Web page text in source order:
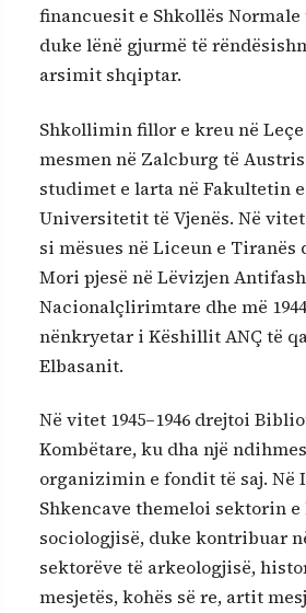
financuesit e Shkollës
duke lënë gjurmë të
arsimit shqiptar.
Shkollimin fillor e kreu në
mesmen në Zalcburg të
studimet e larta në Fakultetin
Universitetit të Vjenës. Në vitet
si mësues në Liceun e Tiranës
Mori pjesë në Lëvizjen
Nacionalçlirimtare dhe më
nënkryetar i Këshillit ANÇ të
Elbasanit.
Në vitet 1945–1946 drejtoi
Kombëtare, ku dha një
organizimin e fondit të saj. Në
Shkencave themeloi sektorin
sociologjisë, duke kontribuar
sektorëve të arkeologjisë,
mesjetës, kohës së re, artit